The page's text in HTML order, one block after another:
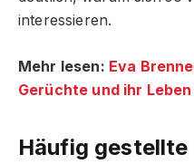
interessieren.
Mehr lesen: Eva
Gerüchte und ihr
Häufig gestellte